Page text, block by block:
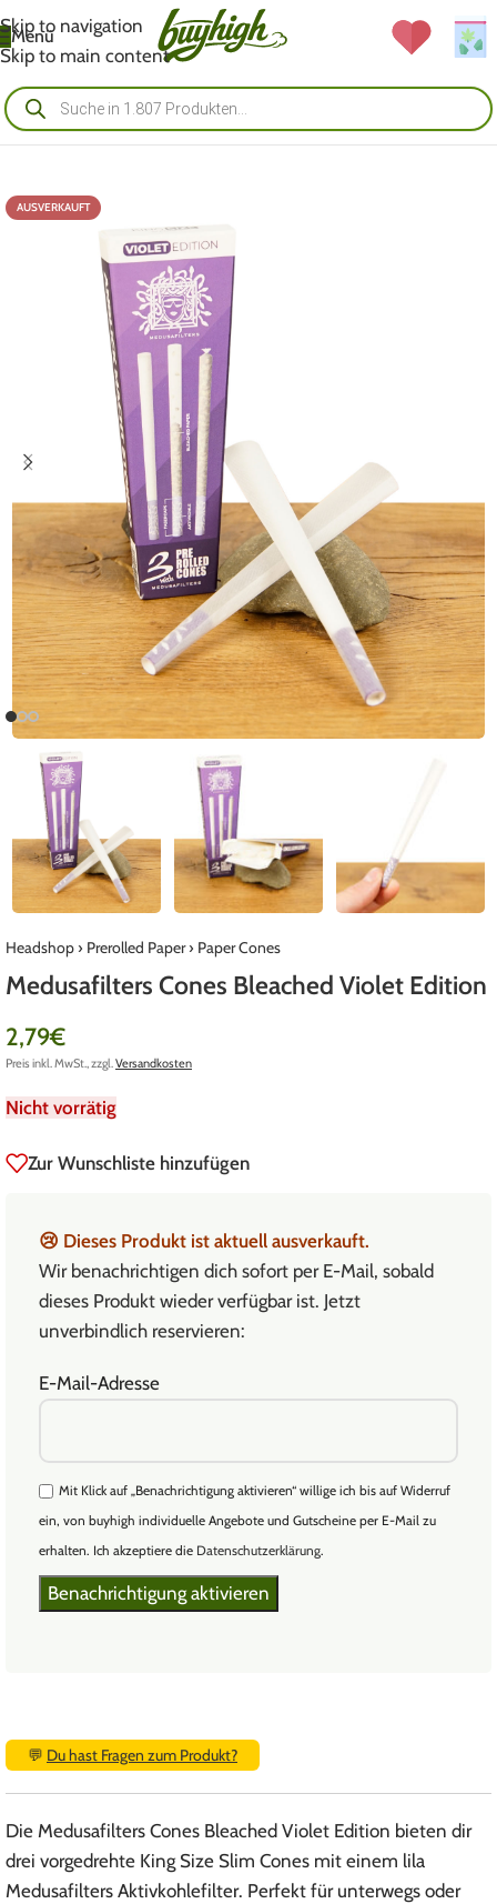
Skip to navigation
Skip to main content
Menü
AUSVERKAUFT
Headshop› Prerolled Paper› Paper Cones
Medusafilters Cones Bleached Violet Edition
2,79€
Preis inkl. MwSt., zzgl.Versandkosten
Nicht vorrätig
Zur Wunschliste hinzufügen
😢 Dieses Produkt ist aktuell ausverkauft.
Wir benachrichtigen dich sofort per E-Mail, sobald
dieses Produkt wieder verfügbar ist. Jetzt
unverbindlich reservieren:
E-Mail-Adresse
Mit Klick auf „Benachrichtigung aktivieren“ willige ich bis auf Widerruf
ein, von buyhigh individuelle Angebote und Gutscheine per E-Mail zu
erhalten. Ich akzeptiere die Datenschutzerklärung.
💬 Du hast Fragen zum Produkt?
Die Medusafilters Cones Bleached Violet Edition bieten dir
drei vorgedrehte King Size Slim Cones mit einem lila
Medusafilters Aktivkohlefilter. Perfekt für unterwegs oder